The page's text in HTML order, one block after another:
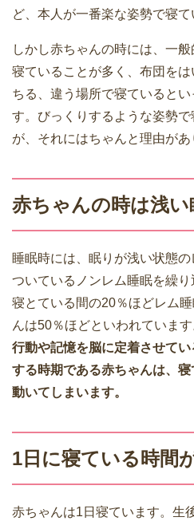
ど、本人が一番楽な姿勢で寝て
しかし赤ちゃんの時には、一
寝ていることが多く、布団を
ちる、違う場所で寝ていると
す。びっくりするような姿勢
が、それにはちゃんと理由があ
赤ちゃんの時は浅
睡眠時には、眠りが浅い状態
ついているノンレム睡眠を繰
寝とている間の20％ほどレム
んは50％ほどといわれています
行動や記憶を脳に定着させて
する時期である赤ちゃんは、
動いてしまいます。
1日に寝ている時間
赤ちゃんは1日寝ています。生